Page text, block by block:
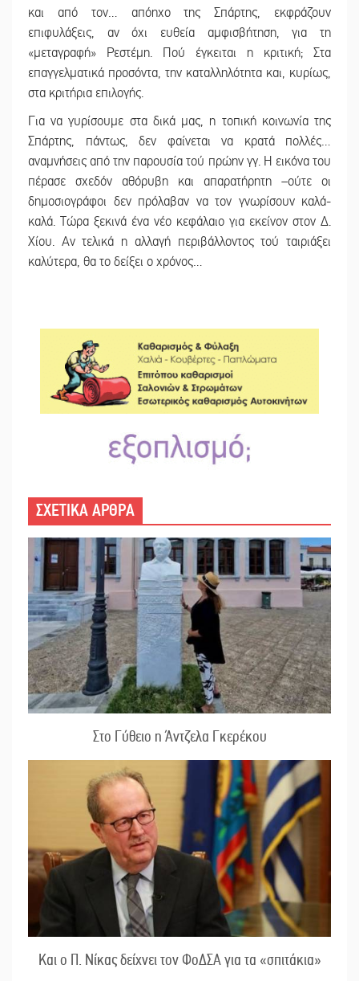
και από τον… απόηχο της Σπάρτης, εκφράζουν
επιφυλάξεις, αν όχι ευθεία αμφισβήτηση, για τη
«μεταγραφή» Ρεστέμη. Πού έγκειται η κριτική; Στα
επαγγελματικά προσόντα, την καταλληλότητα και, κυρίως,
στα κριτήρια επιλογής.
Για να γυρίσουμε στα δικά μας, η τοπική κοινωνία της
Σπάρτης, πάντως, δεν φαίνεται να κρατά πολλές…
αναμνήσεις από την παρουσία τού πρώην γγ. Η εικόνα του
πέρασε σχεδόν αθόρυβη και απαρατήρητη –ούτε οι
δημοσιογράφοι δεν πρόλαβαν να τον γνωρίσουν καλά-
καλά. Τώρα ξεκινά ένα νέο κεφάλαιο για εκείνον στον Δ.
Χίου. Αν τελικά η αλλαγή περιβάλλοντος τού ταιριάξει
καλύτερα, θα το δείξει ο χρόνος…
ΣΧΕΤΙΚΑ ΑΡΘΡΑ
Στο Γύθειο η Άντζελα Γκερέκου
Και ο Π. Νίκας δείχνει τον ΦοΔΣΑ για τα «σπιτάκια»